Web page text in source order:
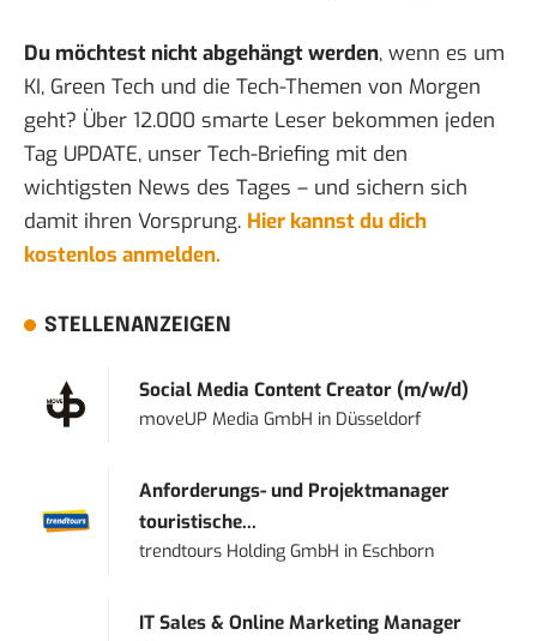
Du möchtest nicht abgehängt werden, wenn es um
KI, Green Tech und die Tech-Themen von Morgen
geht? Über 12.000 smarte Leser bekommen jeden
Tag UPDATE, unser Tech-Briefing mit den
wichtigsten News des Tages – und sichern sich
damit ihren Vorsprung. Hier kannst du dich
kostenlos anmelden.
STELLENANZEIGEN
Social Media Content Creator (m/w/d)
moveUP Media GmbH in Düsseldorf
Anforderungs- und Projektmanager
touristische...
trendtours Holding GmbH in Eschborn
IT Sales & Online Marketing Manager